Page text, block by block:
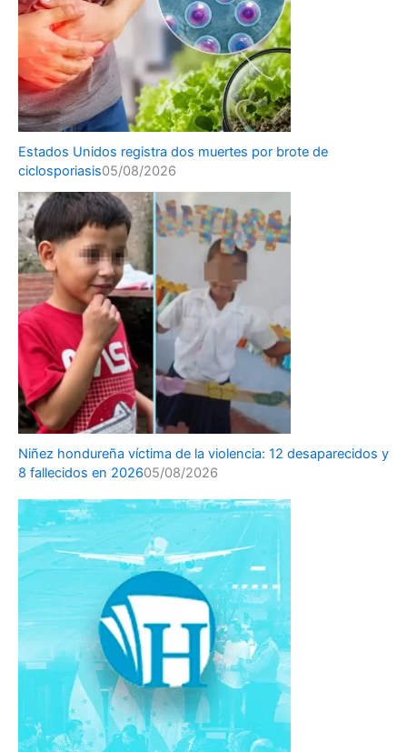
Estados Unidos registra dos muertes por brote de
ciclosporiasis05/08/2026
Niñez hondureña víctima de la violencia: 12 desaparecidos y
8 fallecidos en 202605/08/2026